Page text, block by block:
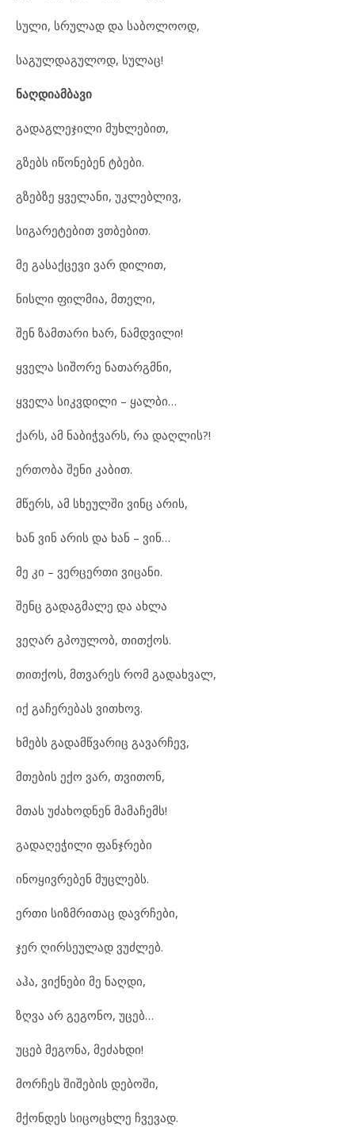
სული, სრულად და საბოლოოდ,
საგულდაგულოდ, სულაც!
ნაღდიამბავი
გადაგლეჯილი მუხლებით,
გზებს იწონებენ ტბები.
გზებზე ყველანი, უკლებლივ,
სიგარეტებით ვთბებით.
მე გასაქცევი ვარ დილით,
ნისლი ფილმია, მთელი,
შენ ზამთარი ხარ, ნამდვილი!
ყველა სიშორე ნათარგმნი,
ყველა სიკვდილი – ყალბი…
ქარს, ამ ნაბიჭვარს, რა დაღლის?!
ერთობა შენი კაბით.
მწერს, ამ სხეულში ვინც არის,
ხან ვინ არის და ხან – ვინ…
მე კი – ვერცერთი ვიცანი.
შენც გადაგმალე და ახლა
ვეღარ გპოულობ, თითქოს.
თითქოს, მთვარეს რომ გადახვალ,
იქ გაჩერებას ვითხოვ.
ხმებს გადამწვარიც გავარჩევ,
მთების ექო ვარ, თვითონ,
მთას უძახოდნენ მამაჩემს!
გადაღეჭილი ფანჯრები
ინოყივრებენ მუცლებს.
ერთი სიზმრითაც დავრჩები,
ჯერ ღირსეულად ვუძლებ.
აჰა, ვიქნები მე ნაღდი,
ზღვა არ გეგონო, უცებ…
უცებ მეგონა, მეძახდი!
მორჩეს შიშების დებოში,
მქონდეს სიცოცხლე ჩვევად.